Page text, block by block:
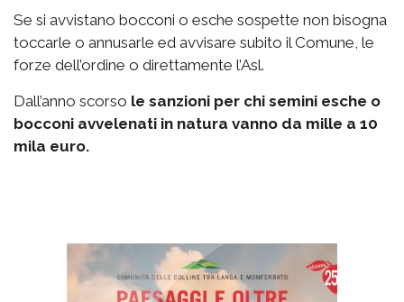
Se si avvistano bocconi o esche sospette non bisogna
toccarle o annusarle ed avvisare subito il Comune, le
forze dell’ordine o direttamente l’Asl.
Dall’anno scorso le sanzioni per chi semini esche o
bocconi avvelenati in natura vanno da mille a 10
mila euro.